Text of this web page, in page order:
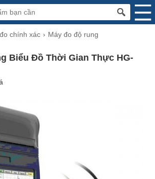
chính xác Máy đo độ rung
Biểu Đồ Thời Gian Thực HG-